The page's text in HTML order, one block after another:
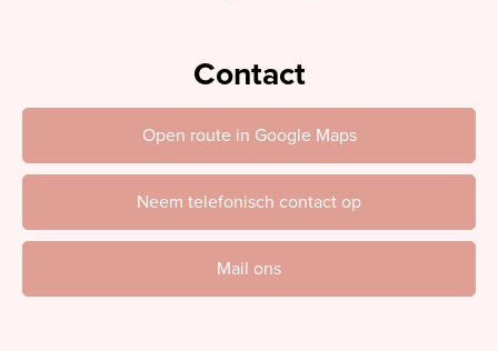
Contact
Open route in Google Maps
Neem telefonisch contact op
Mail ons